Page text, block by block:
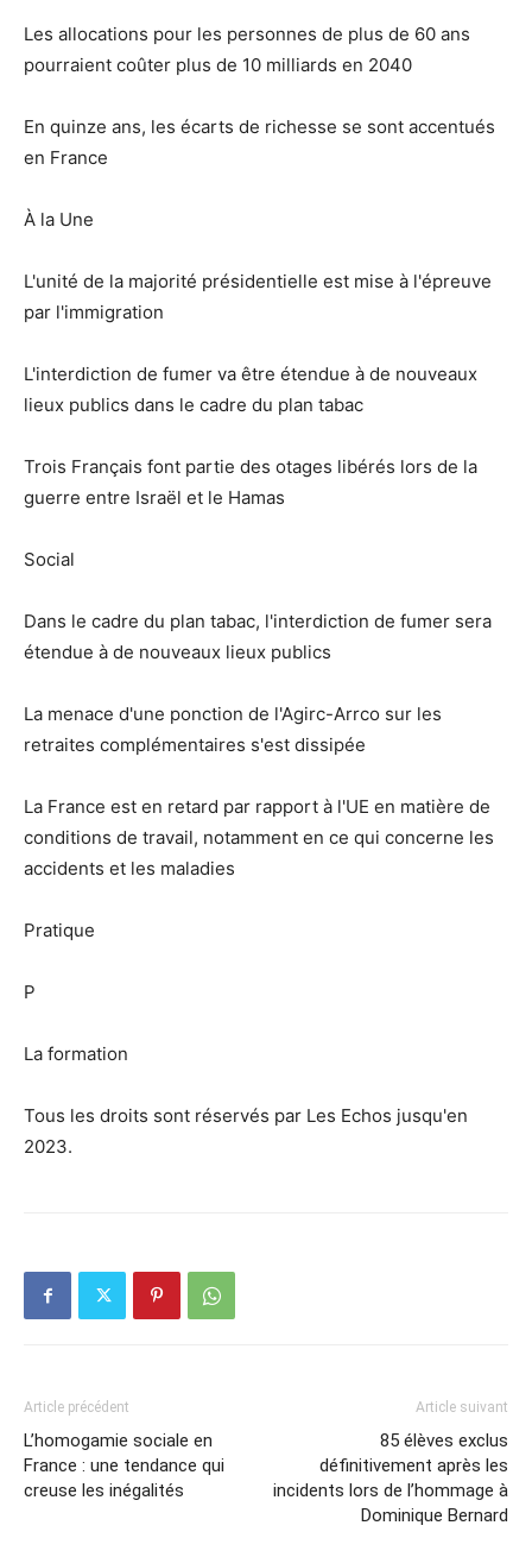
Les allocations pour les personnes de plus de 60 ans
pourraient coûter plus de 10 milliards en 2040
En quinze ans, les écarts de richesse se sont accentués
en France
À la Une
L'unité de la majorité présidentielle est mise à l'épreuve
par l'immigration
L'interdiction de fumer va être étendue à de nouveaux
lieux publics dans le cadre du plan tabac
Trois Français font partie des otages libérés lors de la
guerre entre Israël et le Hamas
Social
Dans le cadre du plan tabac, l'interdiction de fumer sera
étendue à de nouveaux lieux publics
La menace d'une ponction de l'Agirc-Arrco sur les
retraites complémentaires s'est dissipée
La France est en retard par rapport à l'UE en matière de
conditions de travail, notamment en ce qui concerne les
accidents et les maladies
Pratique
P
La formation
Tous les droits sont réservés par Les Echos jusqu'en
2023.
Article précédent
L’homogamie sociale en
France : une tendance qui
creuse les inégalités
Article suivant
85 élèves exclus
définitivement après les
incidents lors de l’hommage à
Dominique Bernard